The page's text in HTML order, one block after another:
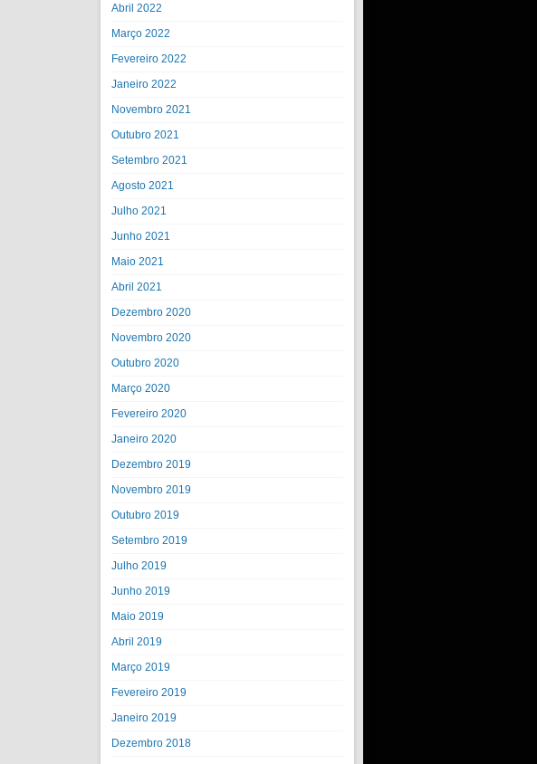
Abril 2022
Março 2022
Fevereiro 2022
Janeiro 2022
Novembro 2021
Outubro 2021
Setembro 2021
Agosto 2021
Julho 2021
Junho 2021
Maio 2021
Abril 2021
Dezembro 2020
Novembro 2020
Outubro 2020
Março 2020
Fevereiro 2020
Janeiro 2020
Dezembro 2019
Novembro 2019
Outubro 2019
Setembro 2019
Julho 2019
Junho 2019
Maio 2019
Abril 2019
Março 2019
Fevereiro 2019
Janeiro 2019
Dezembro 2018